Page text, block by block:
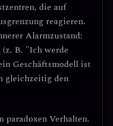
die auf
reagieren.
Alarmzustand:
(z. B. "Ich werde
Geschäftsmodell ist
gleichzeitig den
paradoxen Verhalten.